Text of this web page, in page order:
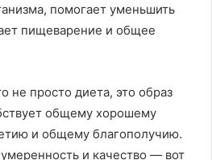
помогает уменьшить
пищеварение и общее
не просто диета, это образ
общему хорошему
и общему благополучию.
и качество — вот